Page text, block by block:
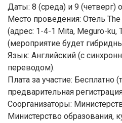
Даты: 8 (среда) и 9 (четверг)
Место проведения: Отель
(адрес: 1-4-1 Mita, Meguro-ku,
(мероприятие будет
Язык: Английский (с
переводом).
Плата за участие: Бесплатно
предварительная
Соорганизаторы:
Министерство образования,